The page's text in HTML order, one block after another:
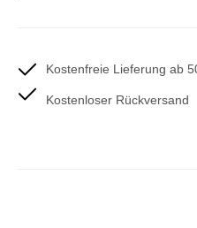
Kostenfreie Lieferung ab
Kostenloser Rückversand